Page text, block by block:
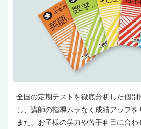
全国の定期テストを徹底分析した個別
し、講師の指導ムラなく成績アップを
また、お子様の学力や苦手科目に合